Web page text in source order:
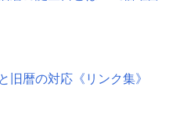
旧暦の対応《リンク集》